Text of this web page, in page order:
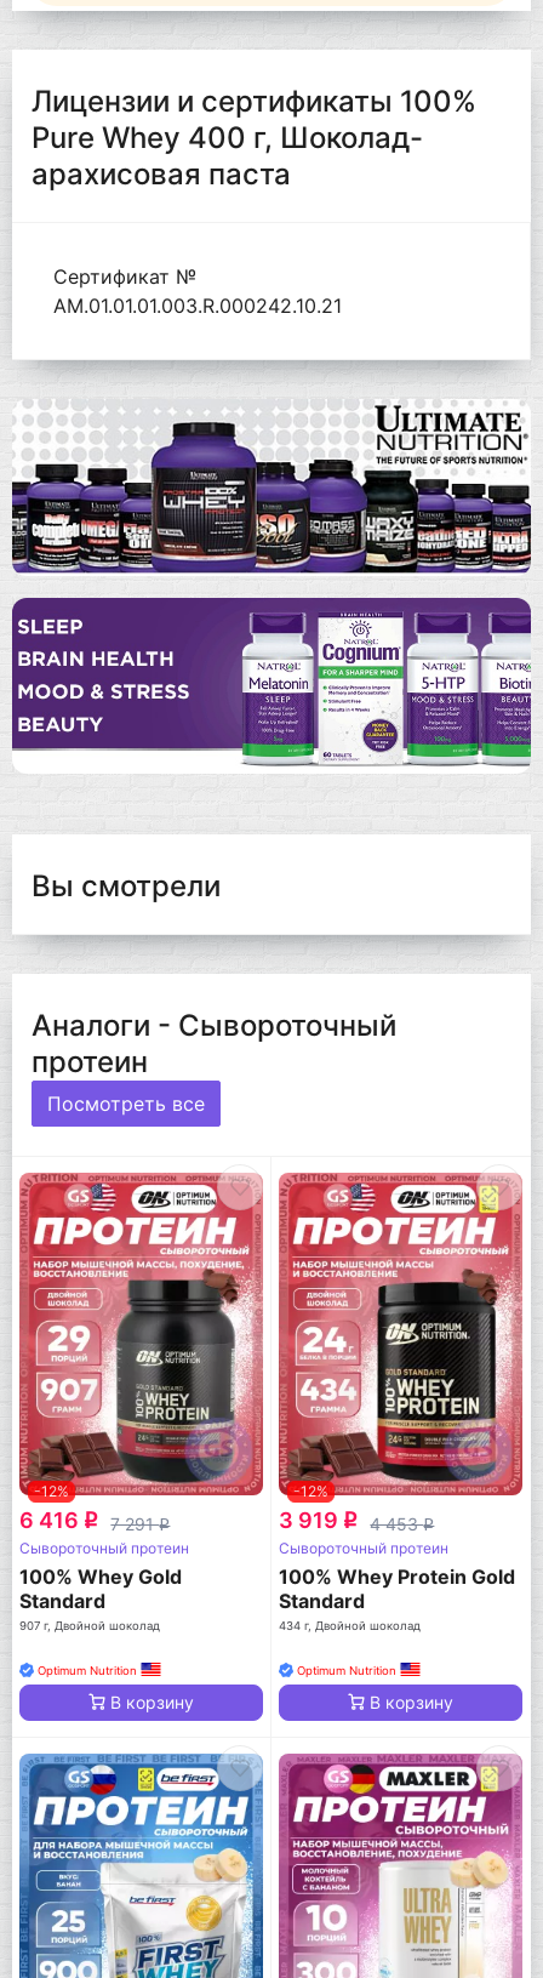
Лицензии и сертификаты 100%
Pure Whey 400 г, Шоколад-
арахисовая паста
Сертификат №
AM.01.01.01.003.R.000242.10.21
Вы смотрели
Аналоги - Сывороточный
протеин
Посмотреть все
-12%
6 416 q 7 291q
Сывороточный протеин
100% Whey Gold
Standard
907 г, Двойной шоколад
Optimum Nutrition
В корзину
-12%
3 919 q 4 453q
Сывороточный протеин
100% Whey Protein Gold
Standard
434 г, Двойной шоколад
Optimum Nutrition
В корзину